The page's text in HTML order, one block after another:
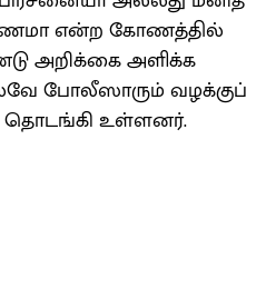
என்ற கோணத்தில்
அறிக்கை அளிக்க
போலீஸாரும் வழக்குப்
தொடங்கி உள்ளனர்.